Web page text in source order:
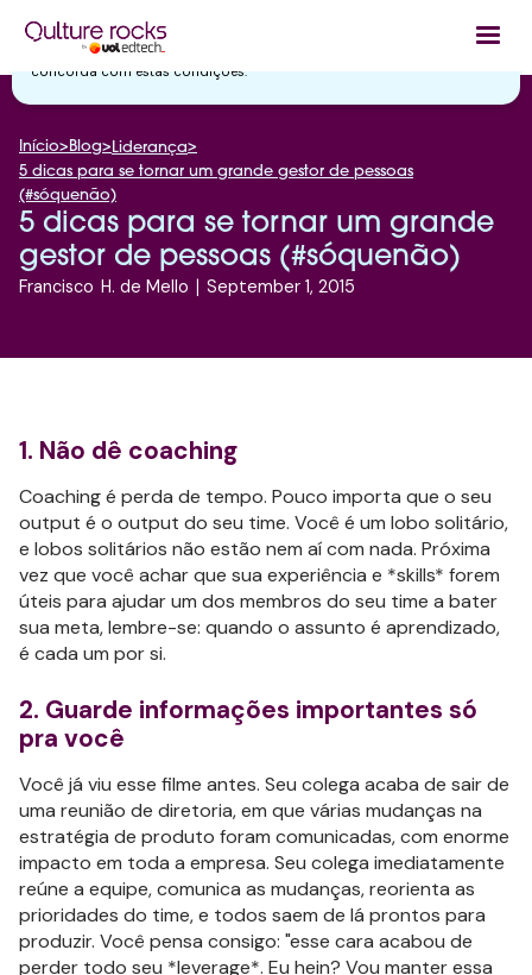
Utilizamos cookies essenciais e tecnologias semelhantes de acordo
com a nossaPolítica de Privacidade
concorda com estas condições.
Início> Blog> Liderança>
5 dicas para se tornar um grande gestor de pessoas
(#sóquenão)
5 dicas para se tornar um grande
gestor de pessoas (#sóquenão)
Francisco H. de Mello | September 1, 2015
1. Não dê coaching
Coaching é perda de tempo. Pouco importa que o seu
output é o output do seu time. Você é um lobo solitário,
e lobos solitários não estão nem aí com nada. Próxima
vez que você achar que sua experiência e *skills* forem
úteis para ajudar um dos membros do seu time a bater
sua meta, lembre-se: quando o assunto é aprendizado,
é cada um por si.
2. Guarde informações importantes só
pra você
Você já viu esse filme antes. Seu colega acaba de sair de
uma reunião de diretoria, em que várias mudanças na
estratégia de produto foram comunicadas, com enorme
impacto em toda a empresa. Seu colega imediatamente
reúne a equipe, comunica as mudanças, reorienta as
prioridades do time, e todos saem de lá prontos para
produzir. Você pensa consigo: "esse cara acabou de
perder todo seu *leverage*. Eu hein? Vou manter essa